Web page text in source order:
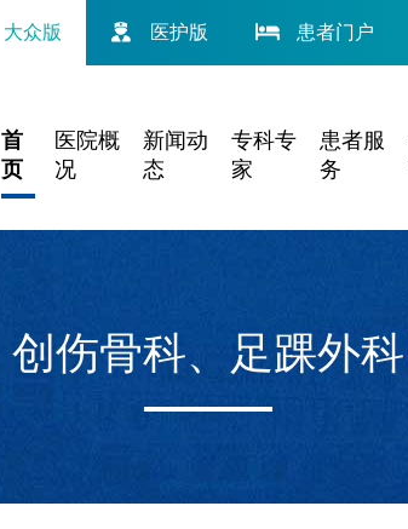
大众版 医护版 患者门户
首
页
医院概
况
新闻动
态
专科专
家
患者服
务
创伤骨科、足踝外科